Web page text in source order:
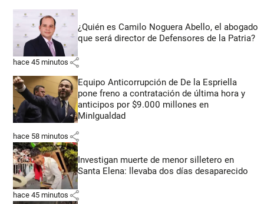
¿Quién es Camilo Noguera Abello, el abogado
que será director de Defensores de la Patria?
hace 45 minutos share
Equipo Anticorrupción de De la Espriella
pone freno a contratación de última hora y
anticipos por $9.000 millones en
MinIgualdad
hace 58 minutos share
Investigan muerte de menor silletero en
Santa Elena: llevaba dos días desaparecido
hace 45 minutos share